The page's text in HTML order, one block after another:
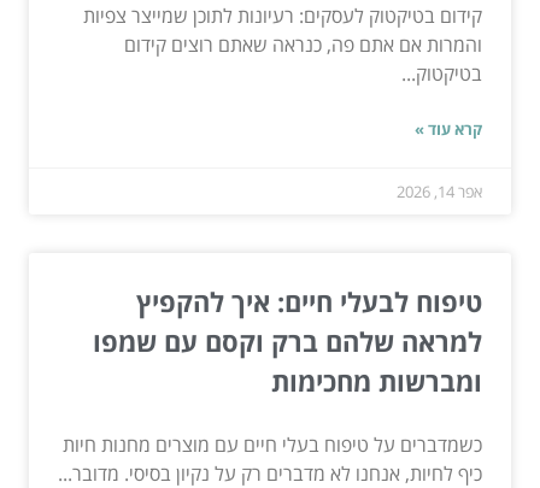
קידום בטיקטוק לעסקים: רעיונות לתוכן שמייצר צפיות
והמרות אם אתם פה, כנראה שאתם רוצים קידום
בטיקטוק...
קרא עוד »
אפר 14, 2026
טיפוח לבעלי חיים: איך להקפיץ
למראה שלהם ברק וקסם עם שמפו
ומברשות מחכימות
כשמדברים על טיפוח בעלי חיים עם מוצרים מחנות חיות
כיף לחיות, אנחנו לא מדברים רק על נקיון בסיסי. מדובר...